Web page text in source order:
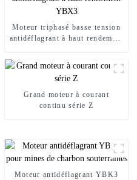
Moteur triphasé basse tension
antidéflagrant à haut rendement
Grand moteur à courant
continu série Z
Moteur antidéflagrant YBK3